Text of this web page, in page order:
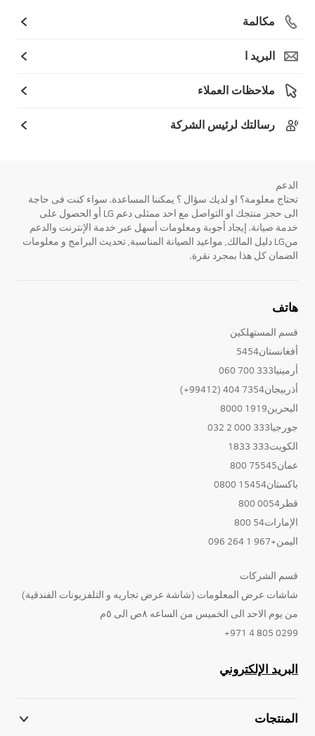
مكالمة
البريد ا
ملاحظات العملاء
رسالتك لرئيس الشركة
الدعم
تحتاج معلومة؟ او لديك سؤال ؟ يمكننا المساعدة. سواء كنت فى حاجة
الى حجز منتجك او التواصل مع احد ممثلى دعم LG أو الحصول على
خدمة صيانة. إيجاد أجوبة ومعلومات أسهل عبر خدمة الإنترنت والدعم
منLG دليل المالك, مواعيد الصيانة المناسبة, تحديث البرامج و معلومات
الضمان كل هذا بمجرد نقرة.
هاتف
قسم المستهلكين
أفغانستان5454
أرمينيا333 700 060
أذربيجان7354 404 (99412+)
البحرين1919 8000
جورجيا333 000 2 032
الكويت333 1833
عمان75545 800
باكستان15454 0800
قطر0054 800
الإمارات54 800
اليمن+967 1 264 096
قسم الشركات
شاشات عرض المعلومات (شاشة عرض تجاريه و التلفزيونات الفندقية)
من يوم الاحد الى الخميس من الساعه ٨ص الى ٥م
0299 805 4 971+
البريد الإلكتروني
المنتجات